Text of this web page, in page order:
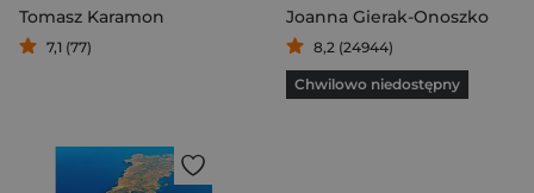
Tomasz Karamon
7,1 (77)
Joanna Gierak-Onoszko
8,2 (24944)
Chwilowo niedostępny